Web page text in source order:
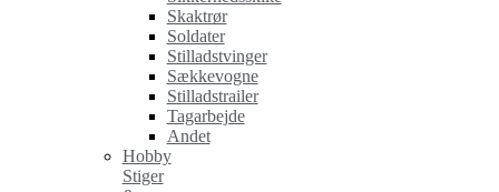
Skaktrør
Soldater
Stilladstvinger
Sækkevogne
Stilladstrailer
Tagarbejde
Andet
Hobby
Stiger